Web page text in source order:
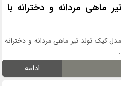
ماهی مردانه و دخترانه با
کیک تولد تیر ماهی مردانه و دخترانه
ادامه